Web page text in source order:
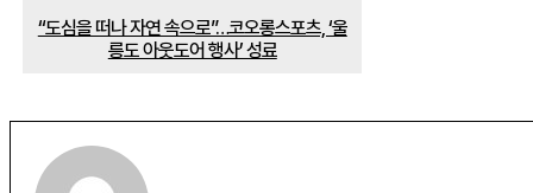
“도심을 떠나 자연 속으로”…코오롱스포츠, ‘울
릉도 아웃도어 행사’ 성료